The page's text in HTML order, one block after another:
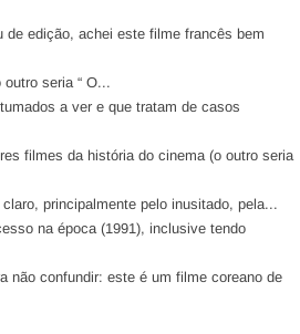
edição, achei este filme francês bem
seria “ O...
a ver e que tratam de casos
filmes da história do cinema (o outro seria
principalmente pelo inusitado, pela...
na época (1991), inclusive tendo
não confundir: este é um filme coreano de